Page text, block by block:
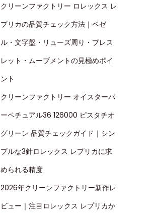
クリーンファクトリー ロレックス レ
プリカの品質チェック方法｜ベゼ
ル・文字盤・リューズ周り・ブレス
レット・ムーブメントの見極めポイ
ント
クリーンファクトリー オイスターパ
ーペチュアル36 126000 ピスタチオ
グリーン 品質チェックガイド｜シン
プルな3針ロレックス レプリカに求
められる精度
2026年クリーンファクトリー新作レ
ビュー｜注目ロレックス レプリカか